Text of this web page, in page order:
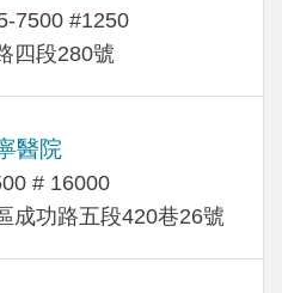
7500 #1250
四段280號
醫院
# 16000
成功路五段420巷26號